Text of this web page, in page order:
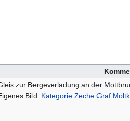
zur Bergeverladung an der
Bild. Kategorie:Zeche Graf